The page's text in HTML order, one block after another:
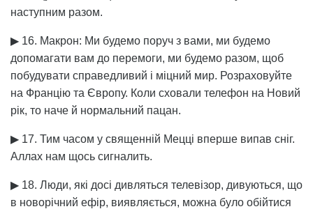
наступним разом.
▶ 16. Макрон: Ми будемо поруч з вами, ми будемо
допомагати вам до перемоги, ми будемо разом, щоб
побудувати справедливий і міцний мир. Розраховуйте
на Францію та Європу. Коли сховали телефон на Новий
рік, то наче й нормальний пацан.
▶ 17. Тим часом у священній Мецці вперше випав сніг.
Аллах нам щось сигналить.
▶ 18. Люди, які досі дивляться телевізор, дивуються, що
в новорічний ефір, виявляється, можна було обійтися